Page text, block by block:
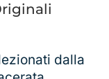
dalla